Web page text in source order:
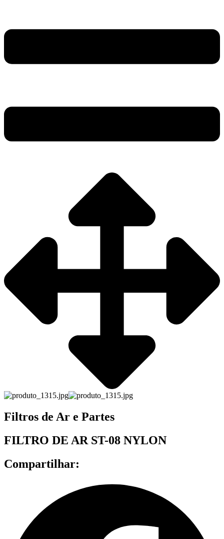
Filtros de Ar e Partes
FILTRO DE AR ST-08 NYLON
Compartilhar: